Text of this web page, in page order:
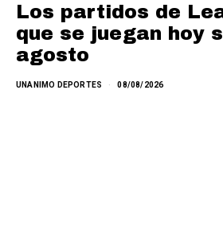
Los partidos de
que se juegan hoy
agosto
UNANIMO DEPORTES 08/08/2026